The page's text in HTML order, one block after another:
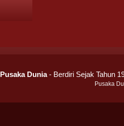
Pusaka Dunia- Berdiri Sejak Tahun
Pusaka